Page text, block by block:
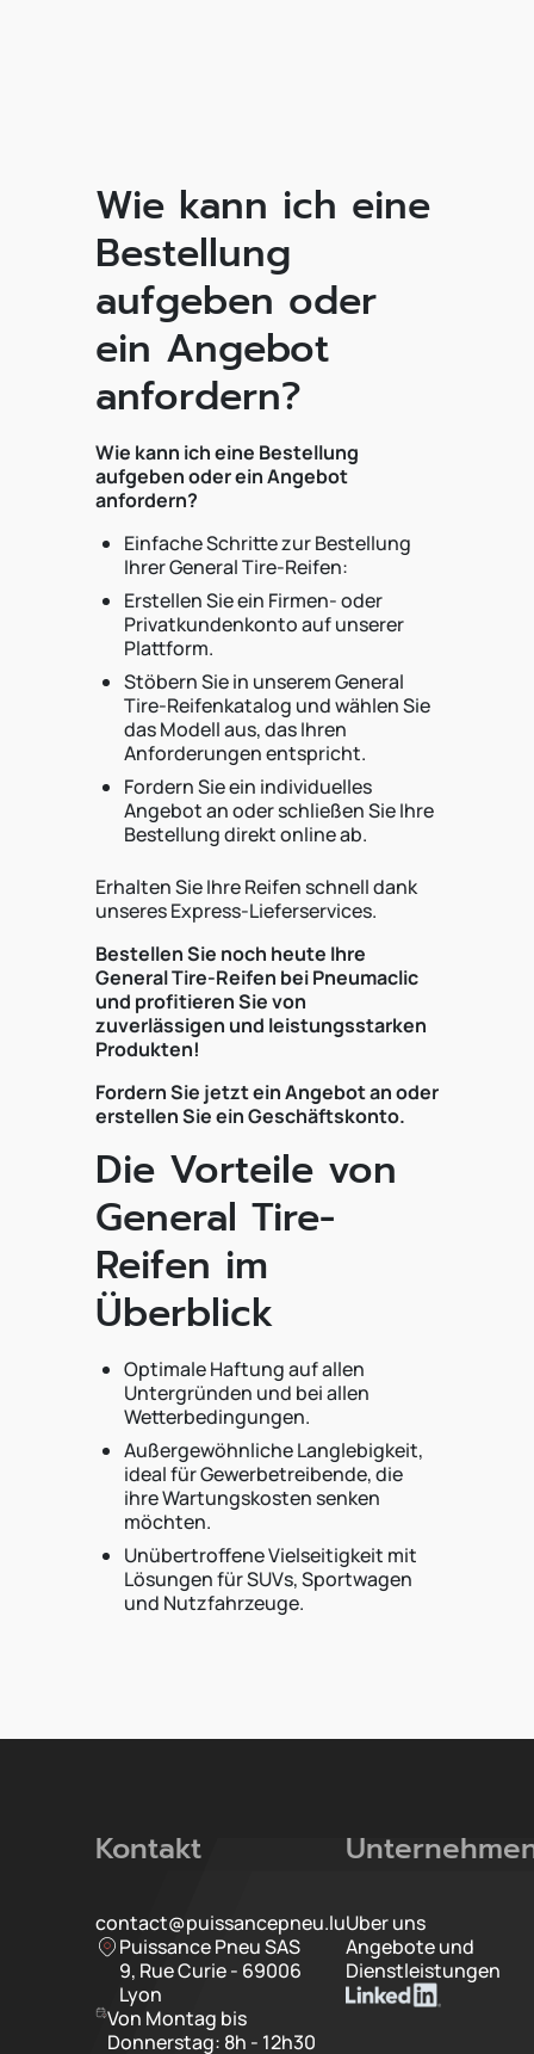
Wie kann ich eine
Bestellung
aufgeben oder
ein Angebot
anfordern?
Wie kann ich eine Bestellung
aufgeben oder ein Angebot
anfordern?
Einfache Schritte zur Bestellung
Ihrer General Tire-Reifen:
Erstellen Sie ein Firmen- oder
Privatkundenkonto auf unserer
Plattform.
Stöbern Sie in unserem General
Tire-Reifenkatalog und wählen Sie
das Modell aus, das Ihren
Anforderungen entspricht.
Fordern Sie ein individuelles
Angebot an oder schließen Sie Ihre
Bestellung direkt online ab.
Erhalten Sie Ihre Reifen schnell dank
unseres Express-Lieferservices.
Bestellen Sie noch heute Ihre
General Tire-Reifen bei Pneumaclic
und profitieren Sie von
zuverlässigen und leistungsstarken
Produkten!
Fordern Sie jetzt ein Angebot an oder
erstellen Sie ein Geschäftskonto.
Die Vorteile von
General Tire-
Reifen im
Überblick
Optimale Haftung auf allen
Untergründen und bei allen
Wetterbedingungen.
Außergewöhnliche Langlebigkeit,
ideal für Gewerbetreibende, die
ihre Wartungskosten senken
möchten.
Unübertroffene Vielseitigkeit mit
Lösungen für SUVs, Sportwagen
und Nutzfahrzeuge.
Kontakt
contact@puissancepneu.lu
Puissance Pneu SAS
9, Rue Curie - 69006
Lyon
Von Montag bis
Donnerstag: 8h - 12h30
Uber uns
Angebote und
Dienstleistungen